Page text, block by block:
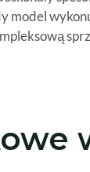
model